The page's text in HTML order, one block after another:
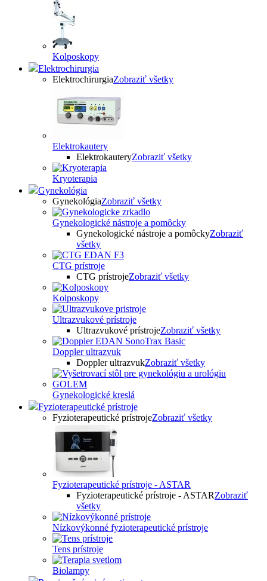
Kolposkopy
Elektrochirurgia
ElektrochirurgiaZobraziť všetky
Elektrokautery
ElektrokauteryZobraziť všetky
Kryoterapia
Gynekológia
GynekológiaZobraziť všetky
Gynekologické nástroje a pomôcky
Gynekologické nástroje a pomôckyZobraziť
všetky
CTG prístroje
CTG prístrojeZobraziť všetky
Kolposkopy
Ultrazvukové prístroje
Ultrazvukové prístrojeZobraziť všetky
Doppler ultrazvuk
Doppler ultrazvukZobraziť všetky
Gynekologické kreslá
Fyzioterapeutické prístroje
Fyzioterapeutické prístrojeZobraziť všetky
Fyzioterapeutické prístroje - ASTAR
Fyzioterapeutické prístroje - ASTARZobraziť
všetky
Nízkovýkonné fyzioterapeutické prístroje
Tens prístroje
Biolampy